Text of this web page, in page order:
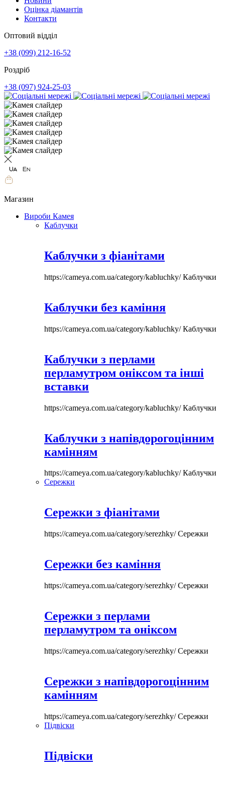
Оцінка діамантів
Контакти
Оптовий відділ
+38 (099) 212-16-52
Роздріб
+38 (097) 924-25-03
Магазин
Вироби Камея
Каблучки
Каблучки з фіанітами
https://cameya.com.ua/category/kabluchky/Каблучки
Каблучки без каміння
https://cameya.com.ua/category/kabluchky/Каблучки
Каблучки з перлами
перламутром оніксом та інші
вставки
https://cameya.com.ua/category/kabluchky/Каблучки
Каблучки з напівдорогоцінним
камінням
https://cameya.com.ua/category/kabluchky/Каблучки
Сережки
Сережки з фіанітами
https://cameya.com.ua/category/serezhky/Сережки
Сережки без каміння
https://cameya.com.ua/category/serezhky/Сережки
Сережки з перлами
перламутром та оніксом
https://cameya.com.ua/category/serezhky/Сережки
Сережки з напівдорогоцінним
камінням
https://cameya.com.ua/category/serezhky/Сережки
Підвіски
Підвіски